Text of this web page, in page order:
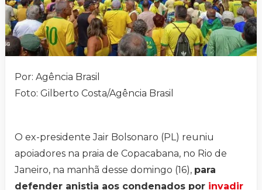
Por: Agência Brasil
Foto: Gilberto Costa/Agência Brasil
O ex-presidente Jair Bolsonaro (PL) reuniu
apoiadores na praia de Copacabana, no Rio de
Janeiro, na manhã desse domingo (16), para
defender anistia aos condenados por invadir